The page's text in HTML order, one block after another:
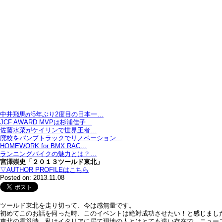
中井飛馬が5年ぶり2度目の日本一…
JCF AWARD MVPは杉浦佳子…
佐藤水菜がケイリンで世界王者…
廃校をパンプトラックでリノベーション…
HOMEWORK for BMX RAC…
ランニングバイクの魅力とは？…
宮澤崇史「２０１３ツールド東北」
▽AUTHOR PROFILEはこちら
Posted on: 2013.11.08
ツールド東北を走り切って、今は感無量です。
初めてこのお話を伺った時、このイベントは絶対成功させたい！と感じまし